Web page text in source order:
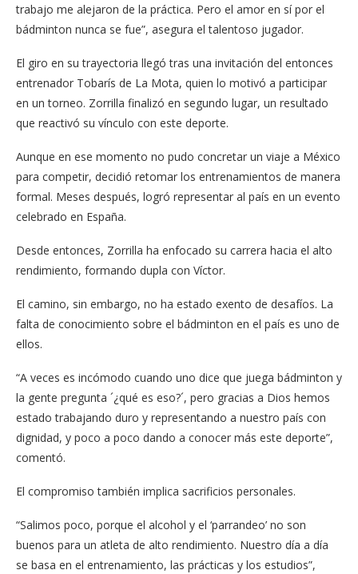
trabajo me alejaron de la práctica. Pero el amor en sí por el
bádminton nunca se fue”, asegura el talentoso jugador.
El giro en su trayectoria llegó tras una invitación del entonces
entrenador Tobarís de La Mota, quien lo motivó a participar
en un torneo. Zorrilla finalizó en segundo lugar, un resultado
que reactivó su vínculo con este deporte.
Aunque en ese momento no pudo concretar un viaje a México
para competir, decidió retomar los entrenamientos de manera
formal. Meses después, logró representar al país en un evento
celebrado en España.
Desde entonces, Zorrilla ha enfocado su carrera hacia el alto
rendimiento, formando dupla con Víctor.
El camino, sin embargo, no ha estado exento de desafíos. La
falta de conocimiento sobre el bádminton en el país es uno de
ellos.
“A veces es incómodo cuando uno dice que juega bádminton y
la gente pregunta ´¿qué es eso?´, pero gracias a Dios hemos
estado trabajando duro y representando a nuestro país con
dignidad, y poco a poco dando a conocer más este deporte”,
comentó.
El compromiso también implica sacrificios personales.
“Salimos poco, porque el alcohol y el ‘parrandeo’ no son
buenos para un atleta de alto rendimiento. Nuestro día a día
se basa en el entrenamiento, las prácticas y los estudios”,